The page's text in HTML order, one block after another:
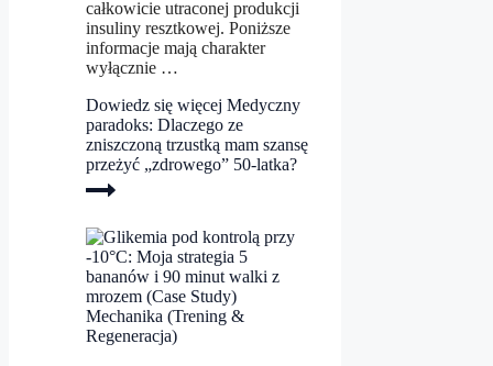
całkowicie utraconej produkcji
insuliny resztkowej. Poniższe
informacje mają charakter
wyłącznie …
Dowiedz się więcej Medyczny
paradoks: Dlaczego ze
zniszczoną trzustką mam szansę
przeżyć „zdrowego” 50‑latka?
Mechanika (Trening &
Regeneracja)